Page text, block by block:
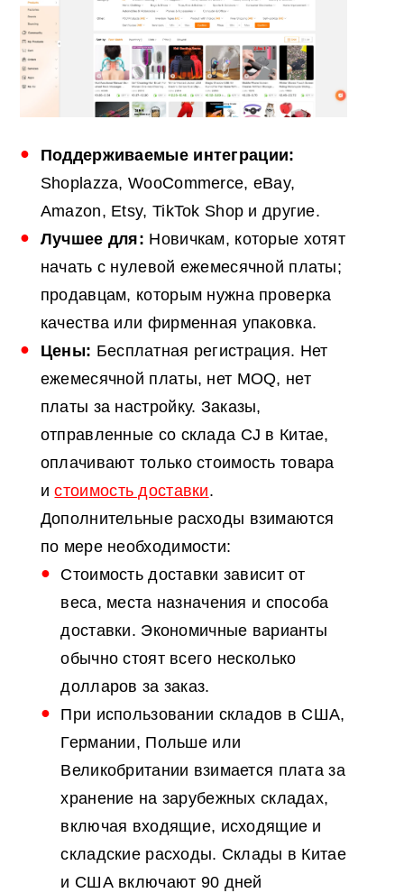
Поддерживаемые интеграции:
Shoplazza, WooCommerce, eBay,
Amazon, Etsy, TikTok Shop и другие.
Лучшее для: Новичкам, которые хотят
начать с нулевой ежемесячной платы;
продавцам, которым нужна проверка
качества или фирменная упаковка.
Цены: Бесплатная регистрация. Нет
ежемесячной платы, нет MOQ, нет
платы за настройку. Заказы,
отправленные со склада CJ в Китае,
оплачивают только стоимость товара
истоимость доставки.
Дополнительные расходы взимаются
по мере необходимости:
Стоимость доставки зависит от
веса, места назначения и способа
доставки. Экономичные варианты
обычно стоят всего несколько
долларов за заказ.
При использовании складов в США,
Германии, Польше или
Великобритании взимается плата за
хранение на зарубежных складах,
включая входящие, исходящие и
складские расходы. Склады в Китае
и США включают 90 дней